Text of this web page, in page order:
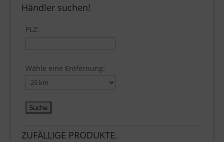
Händler suchen!
PLZ:
Wähle eine Entfernung:
ZUFÄLLIGE PRODUKTE.